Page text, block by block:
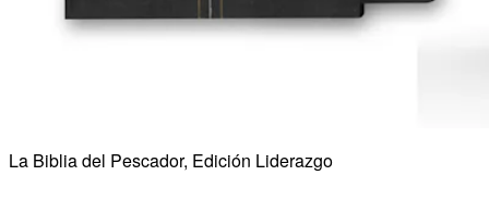
La Biblia del Pescador, Edición Liderazgo